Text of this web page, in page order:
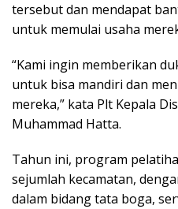
tersebut dan mendapat
untuk memulai usaha
“Kami ingin memberikan
untuk bisa mandiri dan
mereka,” kata Plt Kepala
Muhammad Hatta.
Tahun ini, program
sejumlah kecamatan,
dalam bidang tata boga,